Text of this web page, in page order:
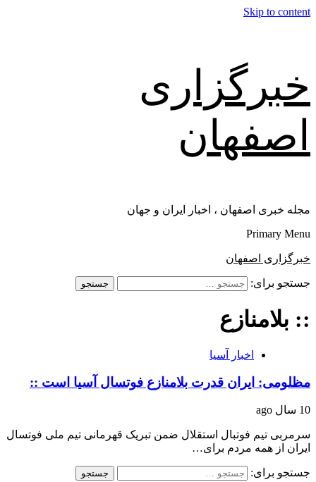
Skip to content
خبرگزاری
اصفهان
مجله خبری اصفهان ، اخبار ایران و جهان
Primary Menu
خبرگزاری اصفهان
جستجو برای:
:: بلامنازع
اخبار آسیا
مظلومی: ایران قدرت بلامنازع فوتسال آسیا است ::
10 سال ago
سرمربی تیم فوتبال استقلال ضمن تبریک قهرمانی تیم ملی فوتسال
ایران از همه مردم برای…
جستجو برای: